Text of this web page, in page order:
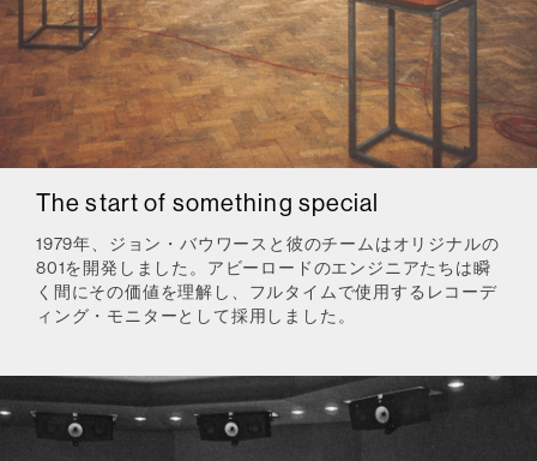
The start of something special
1979年、ジョン・バウワースと彼のチームはオリジナルの
801を開発しました。アビーロードのエンジニアたちは瞬
く間にその価値を理解し、フルタイムで使用するレコーデ
ィング・モニターとして採用しました。